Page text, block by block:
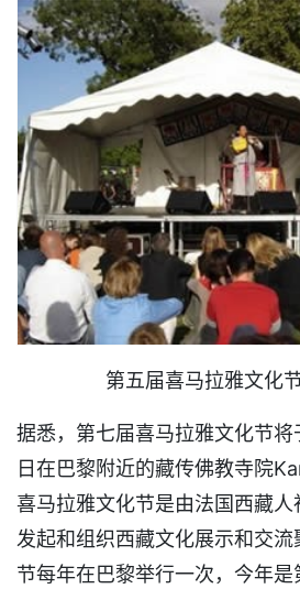
第五届喜马拉雅文化
据悉，第七届喜马拉雅文化节
日在巴黎附近的藏传佛教寺院
喜马拉雅文化节是由法国西藏
发起和组织西藏文化展示和交
节每年在巴黎举行一次，今年是